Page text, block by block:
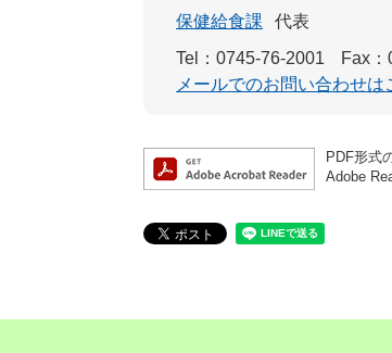
保健給食課
代表
Tel：0745-76-2001
Fax
メールでのお問い合わせは
PDF形式
Adobe